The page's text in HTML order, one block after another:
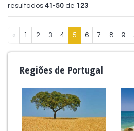
resultados 41 -50 de 123
« 1 2 3 4 5 6 7 8 9
Regiões de Portugal